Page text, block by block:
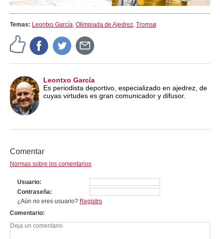
Temas: Leontxo García Olimpiada de Ajedrez Tromsø
Leontxo García
Es periodista deportivo, especializado en ajedrez, de
cuyas virtudes es gran comunicador y difusor.
Comentar
Normas sobre los comentarios
Usuario
Contraseña
¿Aún no eres usuario? Registro
Comentario